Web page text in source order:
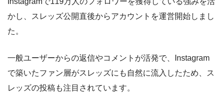
かし、スレッズ公開直後からアカウントを運営開始しまし
た。
一般ユーザーからの返信やコメントが活発で、Instagram
で築いたファン層がスレッズにも自然に流入したため、ス
レッズの投稿も注目されています。